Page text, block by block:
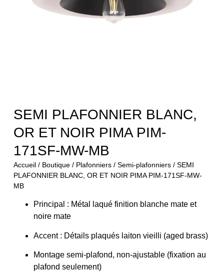
SEMI PLAFONNIER BLANC,
OR ET NOIR PIMA PIM-
171SF-MW-MB
Accueil/ Boutique/ Plafonniers/ Semi-plafonniers/ SEMI
PLAFONNIER BLANC, OR ET NOIR PIMA PIM-171SF-MW-
MB
Principal : Métal laqué finition blanche mate et
noire mate
Accent : Détails plaqués laiton vieilli (aged brass)
Montage semi‑plafond, non‑ajustable (fixation au
plafond seulement)